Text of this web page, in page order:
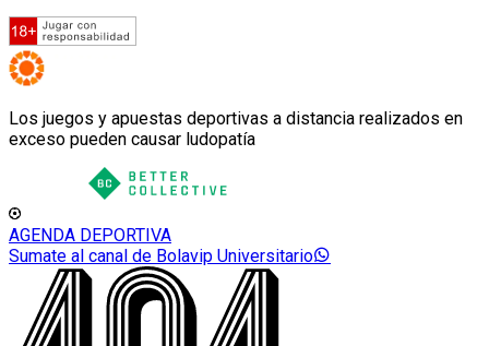
Los juegos y apuestas deportivas a distancia realizados en
exceso pueden causar ludopatía
AGENDA DEPORTIVA
Sumate al canal de Bolavip Universitario